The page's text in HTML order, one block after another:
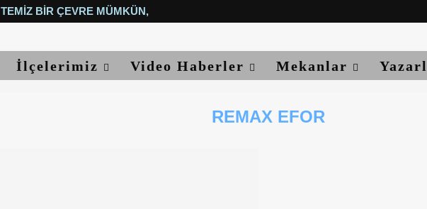
TEMIZ BIR ÇEVRE MÜMKÜN, YETER...
İlçelerimiz Video Haberler Mekanlar
REMAX EFOR